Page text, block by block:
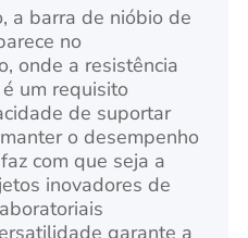
a barra de nióbio de
no
onde a resistência
um requisito
de suportar
o desempenho
com que seja a
inovadores de